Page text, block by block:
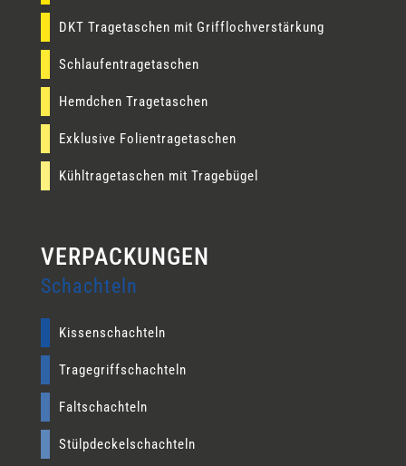
DKT Tragetaschen mit Grifflochverstärkung
Schlaufentragetaschen
Hemdchen Tragetaschen
Exklusive Folientragetaschen
Kühltragetaschen mit Tragebügel
Schachteln
Kissenschachteln
Tragegriffschachteln
Faltschachteln
Stülpdeckelschachteln